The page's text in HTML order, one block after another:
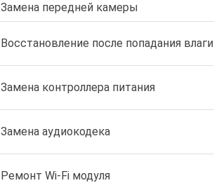
Замена передней камеры
Восстановление после попадания влаги
Замена контроллера питания
Замена аудиокодека
Ремонт Wi-Fi модуля